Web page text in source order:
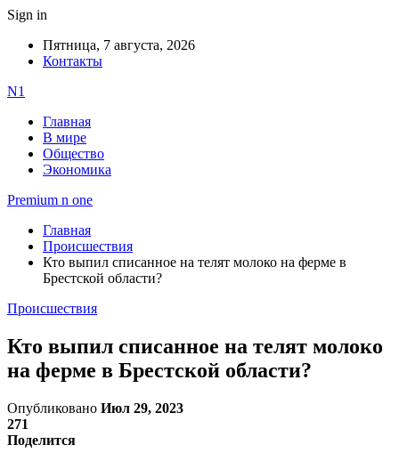
Sign in
Пятница, 7 августа, 2026
Контакты
N1
Главная
В мире
Общество
Экономика
Premium n one
Главная
Происшествия
Кто выпил списанное на телят молоко на ферме в
Брестской области?
Происшествия
Кто выпил списанное на телят молоко
на ферме в Брестской области?
Опубликовано Июл 29, 2023
271
Поделится